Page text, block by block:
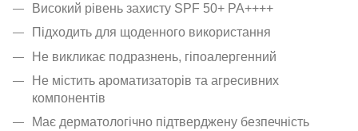
Високий рівень захисту SPF 50+ PA++++
Підходить для щоденного використання
Не викликає подразнень, гіпоалергенний
Не містить ароматизаторів та агресивних
компонентів
Має дерматологічно підтверджену безпечність